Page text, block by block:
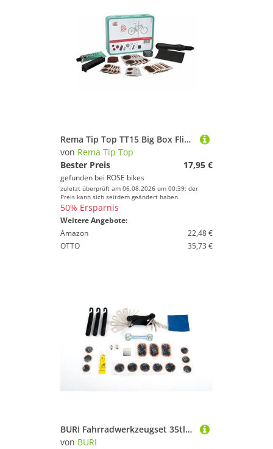
Rema Tip Top TT15 Big Box Flickzeug
von Rema Tip Top
Bester Preis
17,95 €
gefunden bei ROSE bikes
zuletzt überprüft am 06.08.2026 um 00:39; der
Preis kann sich seitdem geändert haben.
50% Ersparnis
Weitere Angebote:
Amazon
22,48 €
OTTO
35,73 €
BURI Fahrradwerkzeugset 35tlg.Fahrradwerkzeug-Set Werkzeug Fahrrad Reparatur Flickzeug, (35-tlg)
von BURI